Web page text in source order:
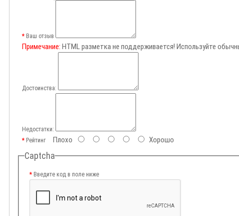
Ваш отзыв
Примечание: HTML разметка не поддерживается! Используйте
Достоинства:
Недостатки:
РейтингПлохо Хорошо
Captcha
Введите код в поле ниже